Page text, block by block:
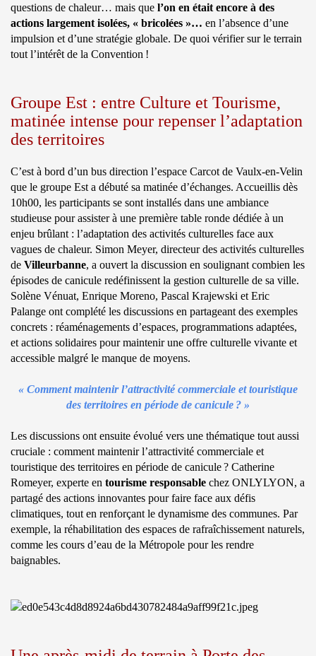
questions de chaleur… mais que l’on en était encore à des
actions largement isolées, « bricolées »… en l’absence d’une
impulsion et d’une stratégie globale. De quoi vérifier sur le terrain
tout l’intérêt de la Convention !
Groupe Est : entre Culture et Tourisme,
matinée intense pour repenser l’adaptation
des territoires
C’est à bord d’un bus direction l’espace Carcot de Vaulx-en-Velin
que le groupe Est a débuté sa matinée d’échanges. Accueillis dès
10h00, les participants se sont installés dans une ambiance
studieuse pour assister à une première table ronde dédiée à un
enjeu brûlant : l’adaptation des activités culturelles face aux
vagues de chaleur. Simon Meyer, directeur des activités culturelles
de Villeurbanne, a ouvert la discussion en soulignant combien les
épisodes de canicule redéfinissent la gestion culturelle de sa ville.
Solène Vénuat, Enrique Moreno, Pascal Krajewski et Eric
Palange ont complété les discussions en partageant des exemples
concrets : réaménagements d’espaces, programmations adaptées,
et actions solidaires pour maintenir une offre culturelle vivante et
accessible malgré le manque de moyens.
« Comment maintenir l’attractivité commerciale et touristique
des territoires en période de canicule ? »
Les discussions ont ensuite évolué vers une thématique tout aussi
cruciale : comment maintenir l’attractivité commerciale et
touristique des territoires en période de canicule ? Catherine
Romeyer, experte en tourisme responsable chez ONLYLYON, a
partagé des actions innovantes pour faire face aux défis
climatiques, tout en renforçant le dynamisme des communes. Par
exemple, la réhabilitation des espaces de rafraîchissement naturels,
comme les cours d’eau de la Métropole pour les rendre
baignables.